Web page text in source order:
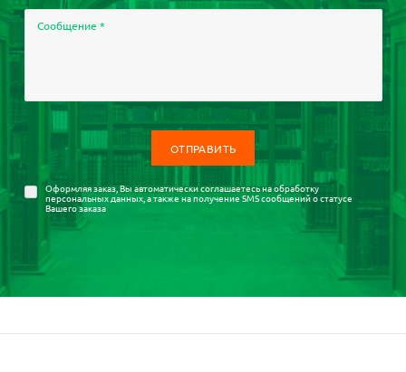
Сообщение *
Оформляя заказ, Вы автоматически соглашаетесь наобработку
персональных данных, а также на получение SMS сообщений о статусе
Вашего заказа